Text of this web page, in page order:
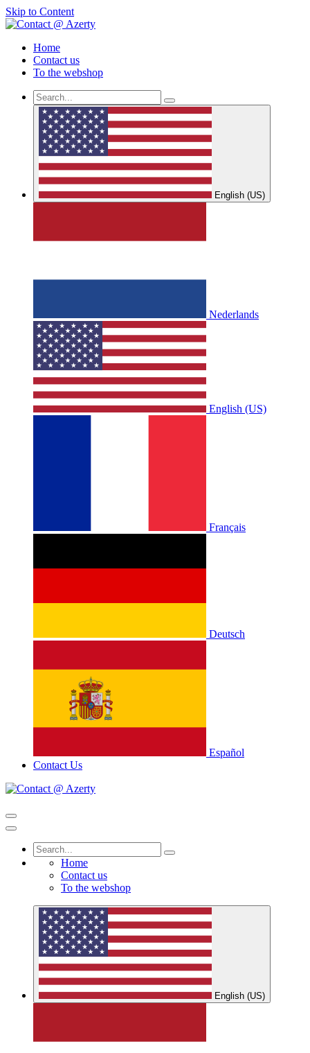
Skip to Content
Home
Contact us
To the webshop
English (US)
Nederlands
English (US)
Français
Deutsch
Español
Contact Us
Home
Contact us
To the webshop
English (US)